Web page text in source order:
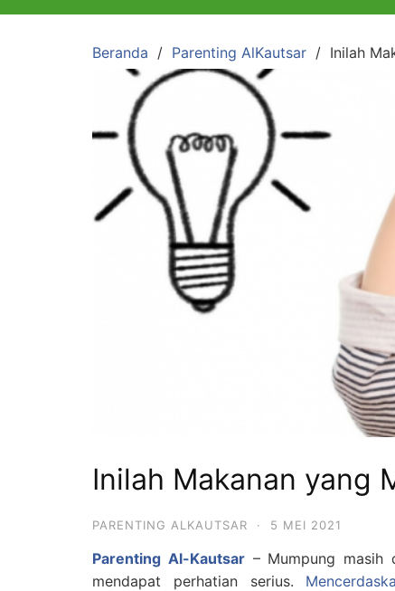
Beranda Parenting AlKautsar Inilah
Inilah Makanan yang
PARENTING ALKAUTSAR · 5 MEI 2021
Parenting Al-Kautsar– Mumpung masih
mendapat perhatian serius.